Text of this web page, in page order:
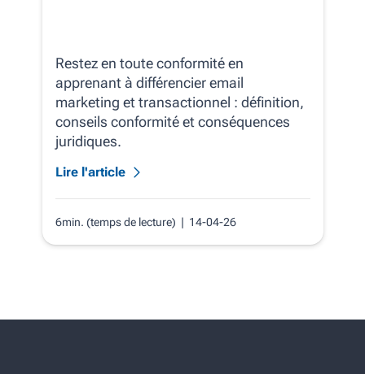
Restez en toute conformité en
apprenant à différencier email
marketing et transactionnel : définition,
conseils conformité et conséquences
juridiques.
Lire l'article
6min. (temps de lecture) | 14-04-26